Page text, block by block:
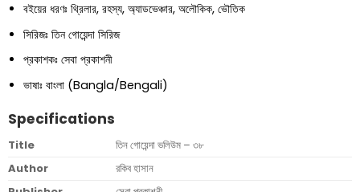
বইয়ের ধরণঃ থ্রিলার, রহস্য, অ্যাডভেঞ্চার, অলৌকিক, ভৌতিক
সিরিজঃ তিন গোয়েন্দা সিরিজ
প্রকাশকঃ সেবা প্রকাশনী
ভাষাঃ বাংলা (Bangla/Bengali)
Specifications
Title
তিন গোয়েন্দা ভলিউম – ৩৮
Author
রকিব হাসান